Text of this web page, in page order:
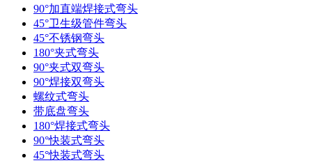
90°加直端焊接式弯头
45°卫生级管件弯头
45°不锈钢弯头
180°夹式弯头
90°夹式双弯头
90°焊接双弯头
螺纹式弯头
带底盘弯头
180°焊接式弯头
90°快装式弯头
45°快装式弯头